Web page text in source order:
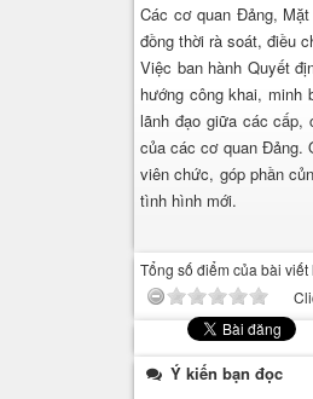
Các cơ quan Đảng,
đồng thời rà soát, điều
Việc ban hành Quyết
hướng công khai,
lãnh đạo giữa các cấp,
của các cơ quan Đảng.
viên chức, góp phần
tình hình mới.
Tổng số điểm của bài
Ý kiến bạn đọc